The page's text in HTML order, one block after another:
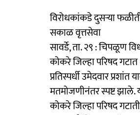
विरोधकांकडे दुसऱ्या
सकाळ वृत्तसेवा
सावर्डे, ता. २९ : चिपळूण
कोकरे जिल्हा परिषद
प्रतिस्पर्धी उमेदवार
मतमोजणीनंतर स्पष्ट झाले.
कोकरे जिल्हा परिषद